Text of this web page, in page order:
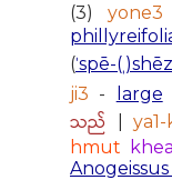
(3)yone3
(ˈspē-(ˌ)shēz
ji3 - large
သည်
|
hmut